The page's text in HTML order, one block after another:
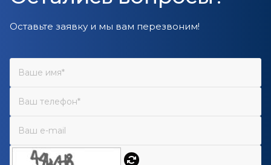
Оставьте заявку и мы вам перезвоним!